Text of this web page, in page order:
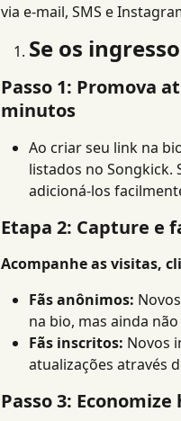
via e-mail, SMS e
Se os
Passo 1: Promova
minutos
Ao criar seu link na
listados no Songkick.
adicioná-los
Etapa 2: Capture e
Acompanhe as visitas,
Fãs anônimos:
na bio, mas ainda
Fãs inscritos: Novos
atualizações através
Passo 3: